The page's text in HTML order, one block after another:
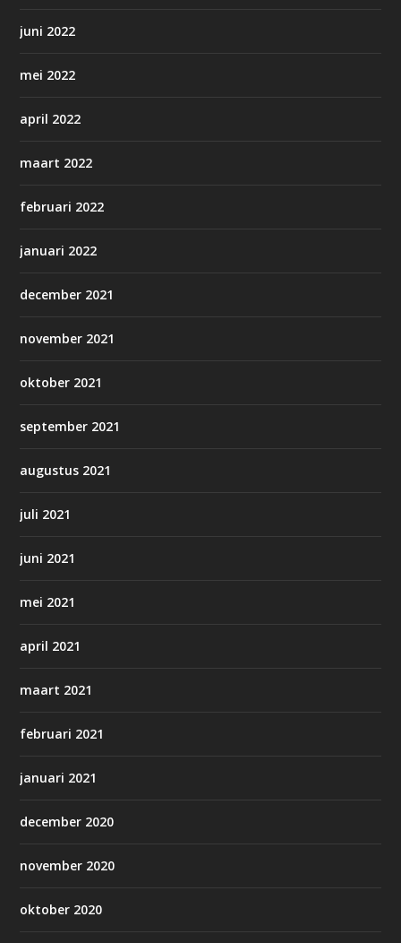
juni 2022
mei 2022
april 2022
maart 2022
februari 2022
januari 2022
december 2021
november 2021
oktober 2021
september 2021
augustus 2021
juli 2021
juni 2021
mei 2021
april 2021
maart 2021
februari 2021
januari 2021
december 2020
november 2020
oktober 2020